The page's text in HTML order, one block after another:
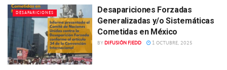
DESAPARICIONES
Desapariciones Forzadas
Generalizadas y/o Sistemáticas
Cometidas en México
BY DIFUSIÓN FJEDD 1 OCTUBRE, 2025